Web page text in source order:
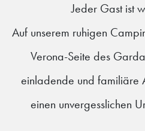
Jeder Gast ist
Auf unserem ruhigen
Verona-Seite des
einladende und familiäre
einen unvergesslichen